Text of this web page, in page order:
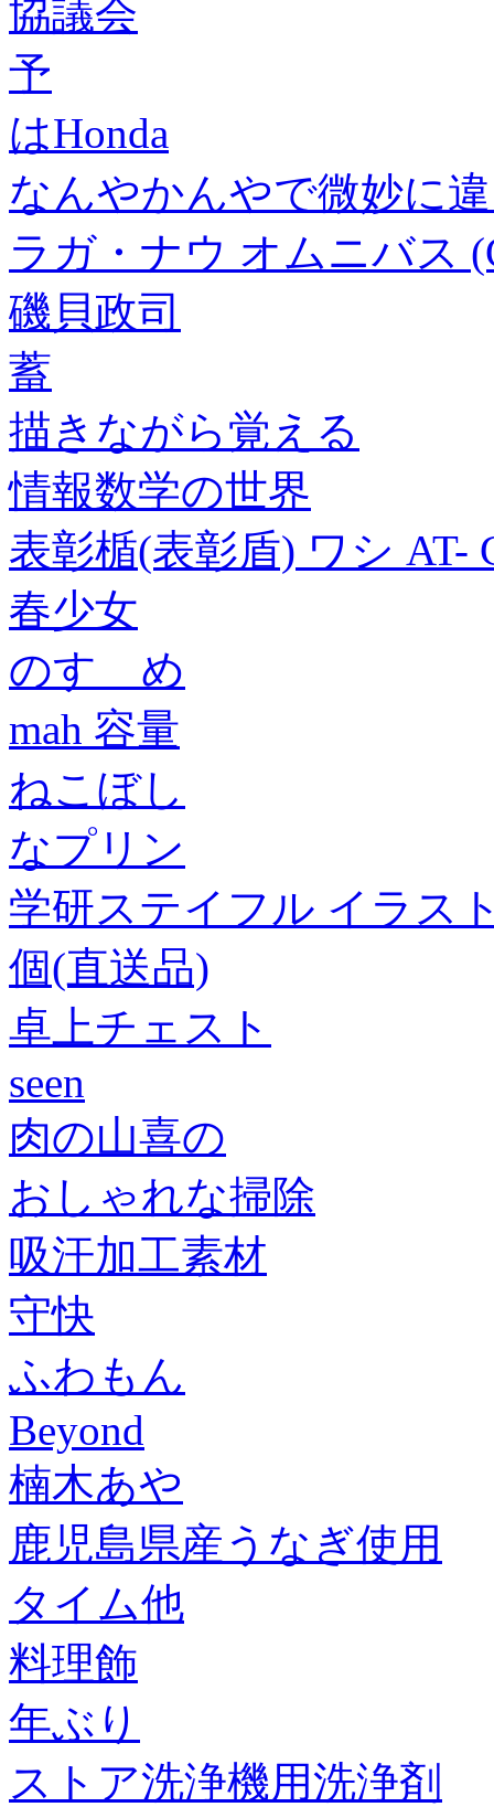
協議会
予
はHonda
なんやかんやで微妙に
ラガ・ナウ オムニバス
磯貝政司
蓄
描きながら覚える
情報数学の世界
表彰楯(表彰盾) ワシ AT-
春少女
のすゝめ
mah 容量
ねこぼし
なプリン
学研ステイフル イラス
個(直送品)
卓上チェスト
seen
肉の山喜の
おしゃれな掃除
吸汗加工素材
守快
ふわもん
Beyond
楠木あや
鹿児島県産うなぎ使用
タイム他
料理飾
年ぶり
ストア洗浄機用洗浄剤